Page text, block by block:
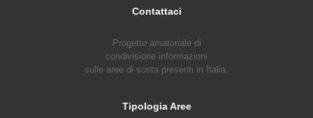
Contattaci
Progetto amatoriale di
condivisione informazioni
sulle aree di sosta presenti in Italia.
Tipologia Aree